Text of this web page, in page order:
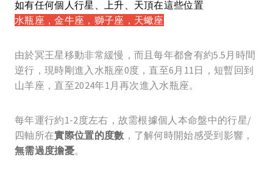
如有任何個人行星、上升、天頂在這些位置
水瓶座，金牛座，獅子座，天蠍座
由於冥王星移動非常緩慢，而且每年都會有約5.5月時間
逆行，現時剛進入水瓶座0度，直至6月11日，短暫回到
山羊座，直至2024年1月再次進入水瓶座。
每年運行約1-2度左右，故需根據個人本命盤中的行星/
四軸所在實際位置的度數 ，了解何時開始感受到影響，
無需過度擔憂。